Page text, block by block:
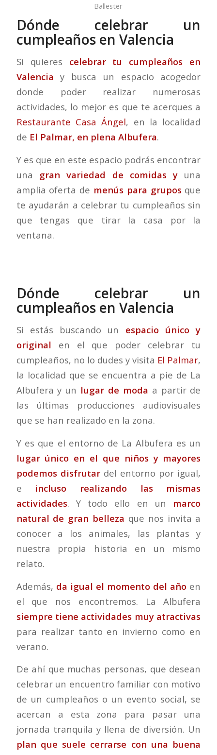
Ballester
Dónde celebrar un
cumpleaños en Valencia
Si quieres celebrar tu cumpleaños en
Valencia y busca un espacio acogedor
donde poder realizar numerosas
actividades, lo mejor es que te acerques a
Restaurante Casa Ángel, en la localidad
de El Palmar, en plena Albufera.
Y es que en este espacio podrás encontrar
una gran variedad de comidas y una
amplia oferta de menús para gruposque
te ayudarán a celebrar tu cumpleaños sin
que tengas que tirar la casa por la
ventana.
Dónde celebrar un
cumpleaños en Valencia
Si estás buscando un espacio único y
original en el que poder celebrar tu
cumpleaños, no lo dudes y visita El Palmar,
la localidad que se encuentra a pie de La
Albufera y un lugar de moda a partir de
las últimas producciones audiovisuales
que se han realizado en la zona.
Y es que el entorno de La Albufera es un
lugar único en el que niños y mayores
podemos disfrutardel entorno por igual,
e incluso realizando las mismas
actividades. Y todo ello en un marco
natural de gran belleza que nos invita a
conocer a los animales, las plantas y
nuestra propia historia en un mismo
relato.
Además, da igual el momento del año en
el que nos encontremos. La Albufera
siempre tiene actividades muy atractivas
para realizar tanto en invierno como en
verano.
De ahí que muchas personas, que desean
celebrar un encuentro familiar con motivo
de un cumpleaños o un evento social, se
acercan a esta zona para pasar una
jornada tranquila y llena de diversión. Un
plan que suele cerrarse con una buena